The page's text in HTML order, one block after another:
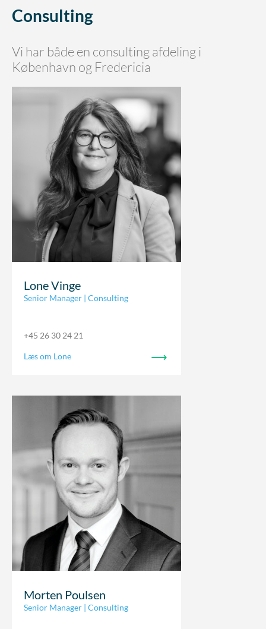
Consulting
Vi har både en consulting afdeling i
København og Fredericia
Lone Vinge
Senior Manager | Consulting
+45 26 30 24 21
Læs om Lone
Morten Poulsen
Senior Manager | Consulting